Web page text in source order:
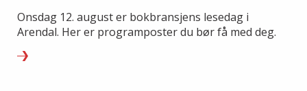
Onsdag 12. august er bokbransjens lesedag i
Arendal. Her er programposter du bør få med deg.